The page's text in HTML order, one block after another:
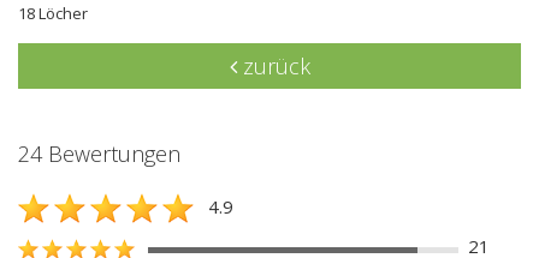
18 Löcher
zurück
24 Bewertungen
4.9
21